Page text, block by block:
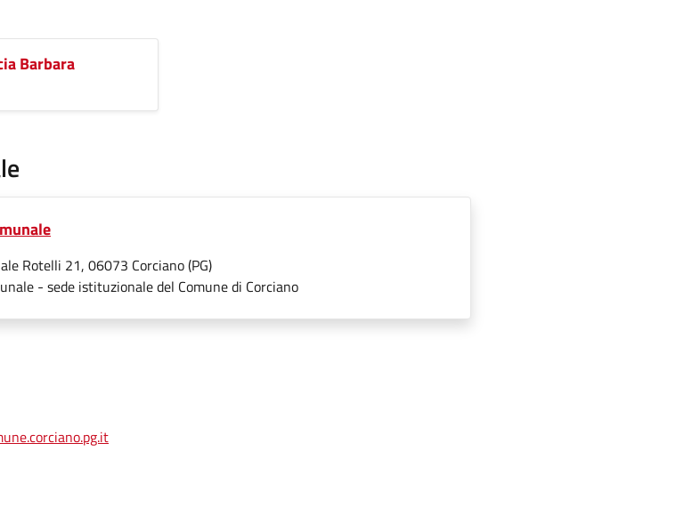
Barbara
Rotelli 21, 06073 Corciano (PG)
- sede istituzionale del Comune di Corciano